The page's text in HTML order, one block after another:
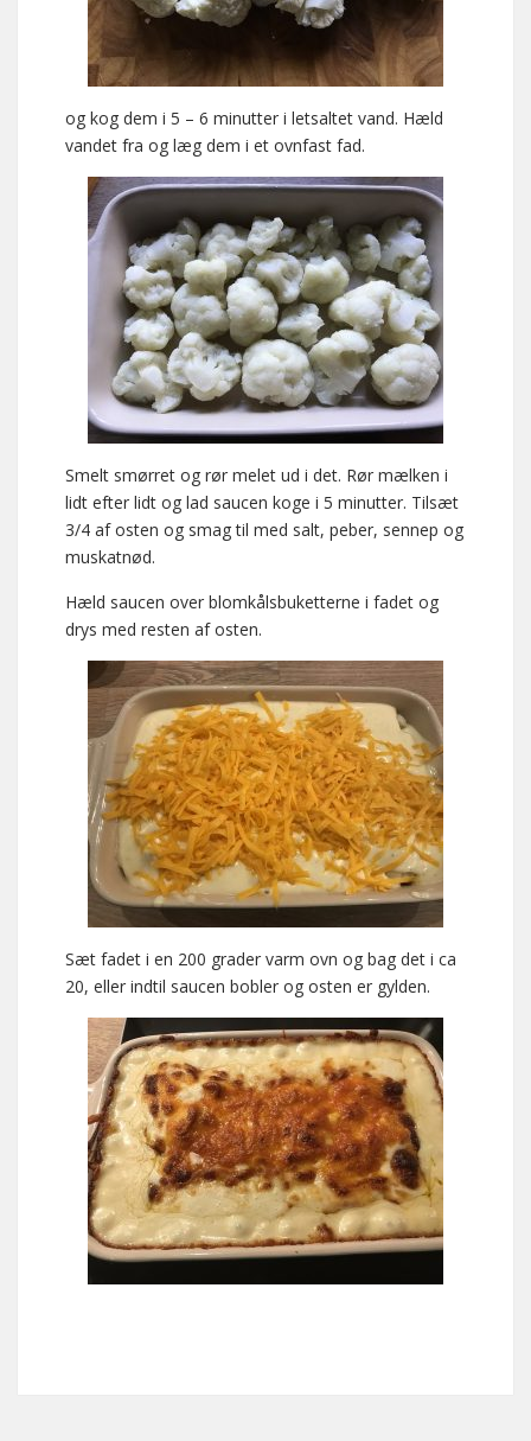
og kog dem i 5 – 6 minutter i letsaltet vand. Hæld
vandet fra og læg dem i et ovnfast fad.
Smelt smørret og rør melet ud i det. Rør mælken i
lidt efter lidt og lad saucen koge i 5 minutter. Tilsæt
3/4 af osten og smag til med salt, peber, sennep og
muskatnød.
Hæld saucen over blomkålsbuketterne i fadet og
drys med resten af osten.
Sæt fadet i en 200 grader varm ovn og bag det i ca
20, eller indtil saucen bobler og osten er gylden.